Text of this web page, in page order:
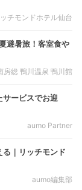
ッチモンドホテル仙台
避暑旅！客室食や
房総 鴨川温泉 鴨川館
サービスでお迎
aumo Partner
｜リッチモンド
aumo編集部